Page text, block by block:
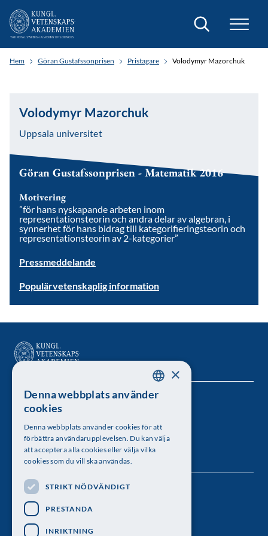
Sök
Hem Göran Gustafssonprisen Pristagare Volodymyr Mazorchuk
Volodymyr Mazorchuk
Uppsala universitet
Göran Gustafssonprisen - Matematik 2016
Motivering
”för hans nyskapande arbeten inom
representationsteorin och andra delar av algebran, i
synnerhet för hans bidrag till kategorifieringsteorin och
representationsteorin av 2-kategorier”
Pressmeddelande
Populärvetenskaplig information
Kungl. Vetenskapsakademien
Besöksadress: Lilla Frescativägen 4A
Telefon: 08-673 95 00
Följ oss
SWEDISH
×
Denna webbplats använder
cookies
Denna webbplats använder cookies för att
förbättra användarupplevelsen. Du kan välja
att acceptera alla cookies eller välja vilka
cookies som du vill ska användas.
STRIKT NÖDVÄNDIGT
PRESTANDA
INRIKTNING